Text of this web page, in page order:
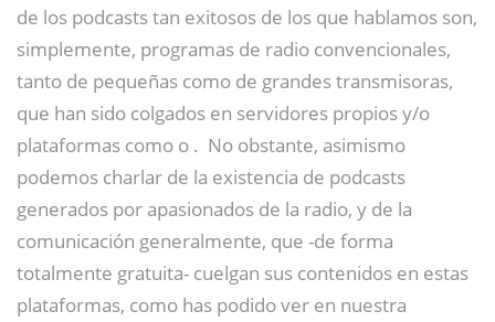
de los podcasts tan exitosos de los que hablamos son,
simplemente, programas de radio convencionales,
tanto de pequeñas como de grandes transmisoras,
que han sido colgados en servidores propios y/o
plataformas como o . No obstante, asimismo
podemos charlar de la existencia de podcasts
generados por apasionados de la radio, y de la
comunicación generalmente, que -de forma
totalmente gratuita- cuelgan sus contenidos en estas
plataformas, como has podido ver en nuestra